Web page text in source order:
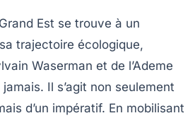
Est se trouve à un
trajectoire écologique,
Waserman et de l’Ademe
Il s’agit non seulement
d’un impératif. En mobilisant